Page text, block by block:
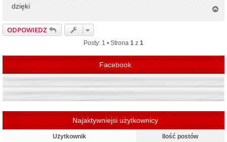
dzięki
ODPOWIEDZ
Posty: 1 • Strona 1 z 1
Facebook
Najaktywniejsi użytkownicy
Użytkownik
Ilość postów